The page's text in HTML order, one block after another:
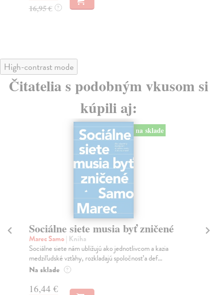
16,95 € ?
High-contrast mode
Čitatelia s podobným vkusom si
kúpili aj:
na sklade
Sociálne siete musia byť zničené
Marec Samo| Kniha
Sociálne siete nám ubližujú ako jednotlivcom a kazia
medziľudské vzťahy, rozkladajú spoločnosť a def...
Na sklade ?
16,44 €